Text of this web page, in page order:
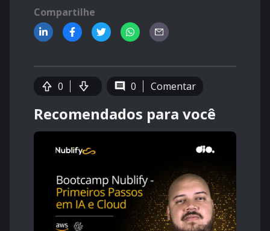
Compartilhe
0 0 Comentar
Recomendados para você